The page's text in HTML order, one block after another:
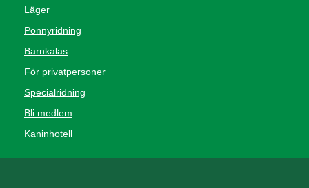
Läger
Ponnyridning
Barnkalas
För privatpersoner
Specialridning
Bli medlem
Kaninhotell